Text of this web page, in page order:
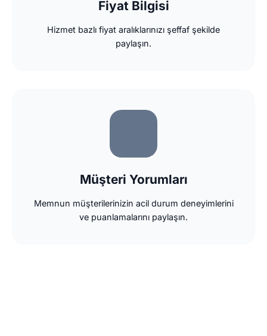
Fiyat Bilgisi
Hizmet bazlı fiyat aralıklarınızı şeffaf şekilde
paylaşın.
Müşteri Yorumları
Memnun müşterilerinizin acil durum deneyimlerini
ve puanlamalarını paylaşın.